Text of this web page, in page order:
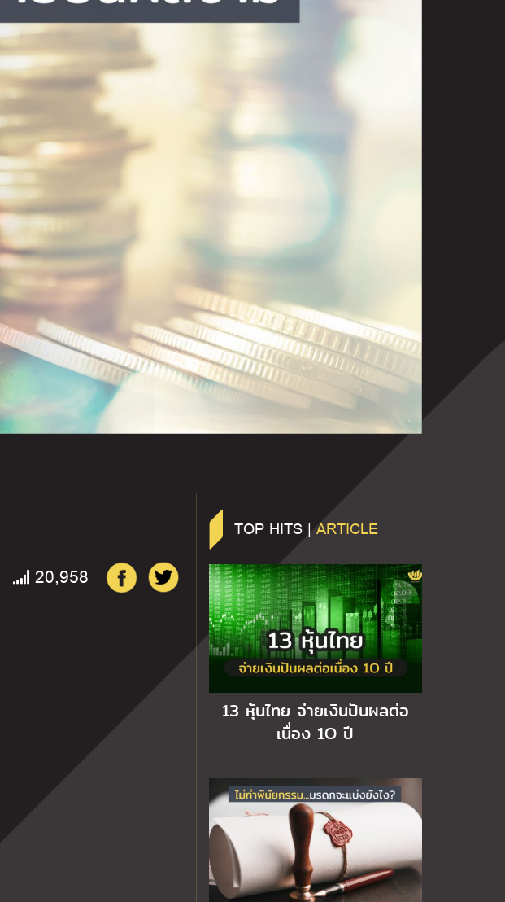
20,958
TOP HITS |ARTICLE
13 หุ้นไทย จ่ายเงินปันผลต่อ
เนื่อง 1O ปี